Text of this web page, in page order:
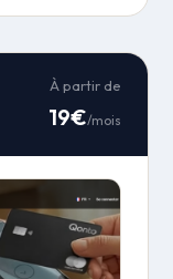
À partir de
19€/mois